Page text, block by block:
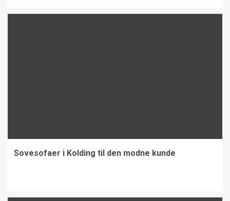
Sovesofaer i Kolding til den modne kunde